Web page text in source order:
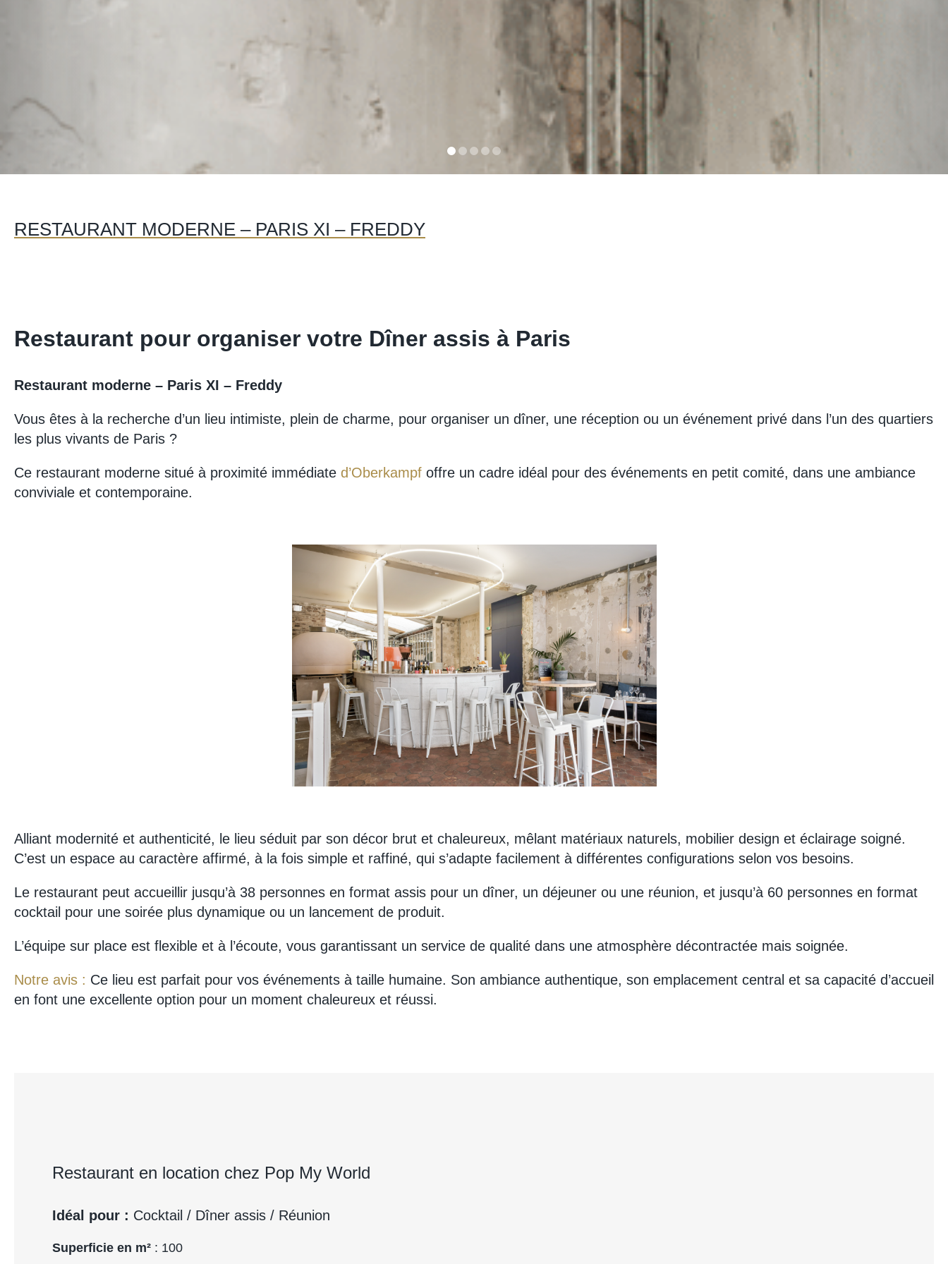
RESTAURANT MODERNE – PARIS XI – FREDDY
Restaurant pour organiser votre Dîner assis à Paris
Restaurant moderne – Paris XI – Freddy
Vous êtes à la recherche d’un lieu intimiste, plein de charme, pour organiser un dîner, une réception ou un événement privé dans l’un des quartiers
les plus vivants de Paris ?
Ce restaurant moderne situé à proximité immédiate d’Oberkampf offre un cadre idéal pour des événements en petit comité, dans une ambiance
conviviale et contemporaine.
Alliant modernité et authenticité, le lieu séduit par son décor brut et chaleureux, mêlant matériaux naturels, mobilier design et éclairage soigné.
C’est un espace au caractère affirmé, à la fois simple et raffiné, qui s’adapte facilement à différentes configurations selon vos besoins.
Le restaurant peut accueillir jusqu’à 38 personnes en format assis pour un dîner, un déjeuner ou une réunion, et jusqu’à 60 personnes en format
cocktail pour une soirée plus dynamique ou un lancement de produit.
L’équipe sur place est flexible et à l’écoute, vous garantissant un service de qualité dans une atmosphère décontractée mais soignée.
Notre avis : Ce lieu est parfait pour vos événements à taille humaine. Son ambiance authentique, son emplacement central et sa capacité d’accueil
en font une excellente option pour un moment chaleureux et réussi.
Restaurant en location chez Pop My World
Idéal pour : Cocktail / Dîner assis / Réunion
Superficie en m² : 100